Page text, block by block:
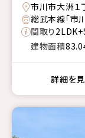
市川市大洲１
総武本線「
間取り
建物面積
詳細を